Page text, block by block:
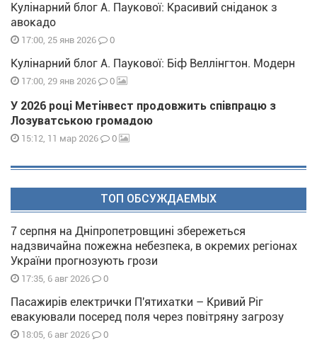
Кулінарний блог А. Паукової: Красивий сніданок з
авокадо
17:00, 25 янв 2026 0
Кулінарний блог А. Паукової: Біф Веллінгтон. Модерн
17:00, 29 янв 2026 0
У 2026 році Метінвест продовжить співпрацю з
Лозуватською громадою
15:12, 11 мар 2026 0
ТОП ОБСУЖДАЕМЫХ
7 серпня на Дніпропетровщині збережеться
надзвичайна пожежна небезпека, в окремих регіонах
України прогнозують грози
17:35, 6 авг 2026 0
Пасажирів електрички П'ятихатки – Кривий Ріг
евакуювали посеред поля через повітряну загрозу
18:05, 6 авг 2026 0